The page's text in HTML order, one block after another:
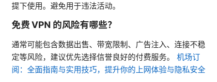
提下使用。避免用于违法活动。
免费 VPN 的风险有哪些？
通常可能包含数据出售、带宽限制、广告注入、连接不稳
定等风险，建议优先选择信誉良好的付费服务。 机场订
阅：全面指南与实用技巧，提升你的上网体验与隐私安全